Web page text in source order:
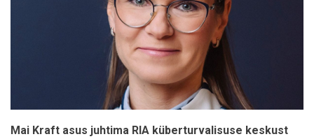
Mai Kraft asus juhtima RIA küberturvalisuse keskust